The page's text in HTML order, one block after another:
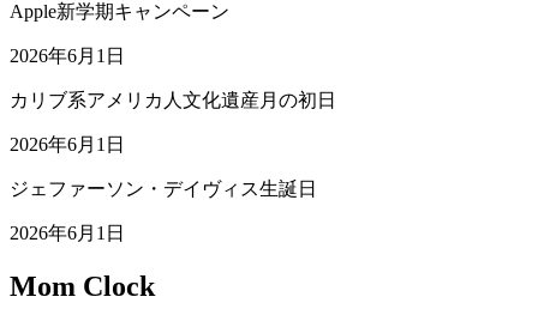
Apple新学期キャンペーン
2026年6月1日
カリブ系アメリカ人文化遺産月の初日
2026年6月1日
ジェファーソン・デイヴィス生誕日
2026年6月1日
Mom Clock